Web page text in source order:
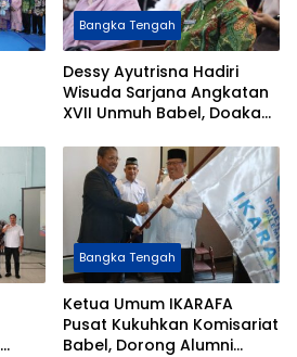
Bangka Tengah
Dessy Ayutrisna Hadiri
Wisuda Sarjana Angkatan
XVII Unmuh Babel, Doakan
Gemilang
Bangka Tengah
Ketua Umum IKARAFA
Pusat Kukuhkan Komisariat
Babel, Dorong Alumni